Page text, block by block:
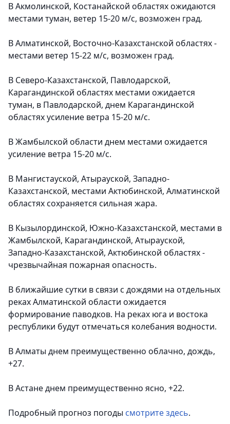
В Акмолинской, Костанайской областях ожидаются
местами туман, ветер 15-20 м/с, возможен град.
В Алматинской, Восточно-Казахстанской областях -
местами ветер 15-22 м/с, возможен град.
В Северо-Казахстанской, Павлодарской,
Карагандинской областях местами ожидается
туман, в Павлодарской, днем Карагандинской
областяхусиление ветра 15-20 м/с.
В Жамбылской области днем местами ожидается
усиление ветра 15-20 м/с.
В Мангистауской, Атырауской, Западно-
Казахстанской, местами Актюбинской, Алматинской
областяхсохраняется сильная жара.
В Кызылординской, Южно-Казахстанской, местами в
Жамбылской, Карагандинской, Атырауской,
Западно-Казахстанской, Актюбинской областях -
чрезвычайная пожарная опасность.
В ближайшие сутки в связи с дождями на отдельных
реках Алматинской области ожидается
формирование паводков. На реках юга и востока
республики будутотмечаться колебания водности.
В Алматы днем преимущественно облачно, дождь,
+27.
В Астане днем преимущественно ясно, +22.
Подробный прогноз погоды смотрите здесь.